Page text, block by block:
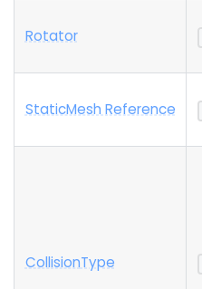
Rotator
StaticMesh Reference
CollisionType